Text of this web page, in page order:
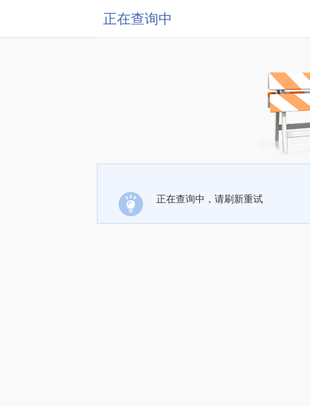
正在查询中
正在查询中，请刷新重试